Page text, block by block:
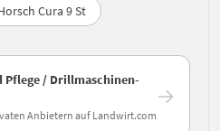
Cura 9 St
Pflege / Drillmaschinen-
Anbietern auf Landwirt.com